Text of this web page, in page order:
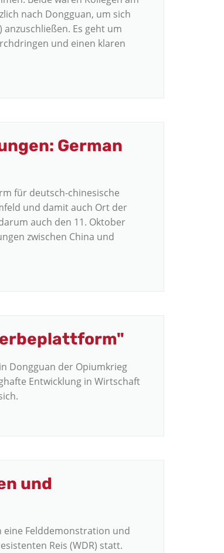
nach Dongguan, um sich
Es geht um
und einen klaren
German
für deutsch-chinesische
und damit auch Ort der
auch den 11. Oktober
zwischen China und
Dongguan der Opiumkrieg
Entwicklung in Wirtschaft
und
eine Felddemonstration und
Reis (WDR) statt.